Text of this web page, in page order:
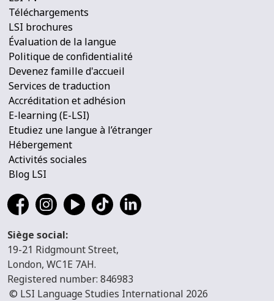
Téléchargements
LSI brochures
Évaluation de la langue
Politique de confidentialité
Devenez famille d'accueil
Services de traduction
Accréditation et adhésion
E-learning (E-LSI)
Etudiez une langue à l’étranger
Hébergement
Activités sociales
Blog LSI
Siège social:
19-21 Ridgmount Street,
London, WC1E 7AH.
Registered number: 846983
© LSI Language Studies International 2026